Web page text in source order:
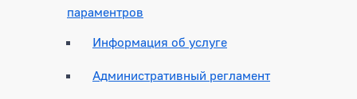
параментров
Информация об услуге
Административный регламент